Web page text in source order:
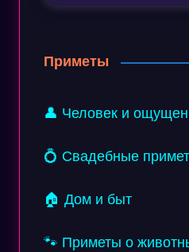
Приметы
👤 Человек и
💍 Свадебные
🏠 Дом и быт
🐾 Приметы о